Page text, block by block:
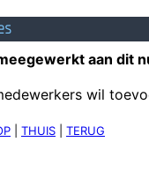
aan dit
wil
THUIS TERUG